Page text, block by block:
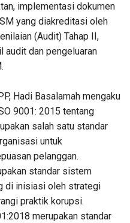
implementasi dokumen
yang diakreditasi oleh
(Audit) Tahap II,
audit dan pengeluaran
Hadi Basalamah mengaku
9001: 2015 tentang
salah satu standar
untuk
pelanggan.
standar sistem
di inisiasi oleh strategi
praktik korupsi.
merupakan standar